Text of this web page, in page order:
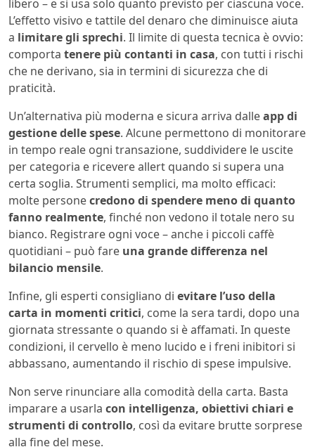
libero – e si usa solo quanto previsto per ciascuna voce.
L’effetto visivo e tattile del denaro che diminuisce aiuta
a limitare gli sprechi. Il limite di questa tecnica è ovvio:
comporta tenere più contanti in casa, con tutti i rischi
che ne derivano, sia in termini di sicurezza che di
praticità.
Un’alternativa più moderna e sicura arriva dalleapp di
gestione delle spese. Alcune permettono di monitorare
in tempo reale ogni transazione, suddividere le uscite
per categoria e ricevere allert quando si supera una
certa soglia. Strumenti semplici, ma molto efficaci:
molte personecredono di spendere meno di quanto
fanno realmente, finché non vedono il totale nero su
bianco. Registrare ogni voce – anche i piccoli caffè
quotidiani – può fare una grande differenza nel
bilancio mensile.
Infine, gli esperti consigliano di evitare l’uso della
carta in momenti critici, come la sera tardi, dopo una
giornata stressante o quando si è affamati. In queste
condizioni, il cervello è meno lucido e i freni inibitori si
abbassano, aumentando il rischio di spese impulsive.
Non serve rinunciare alla comodità della carta. Basta
imparare a usarla con intelligenza, obiettivi chiari e
strumenti di controllo, così da evitare brutte sorprese
alla fine del mese.